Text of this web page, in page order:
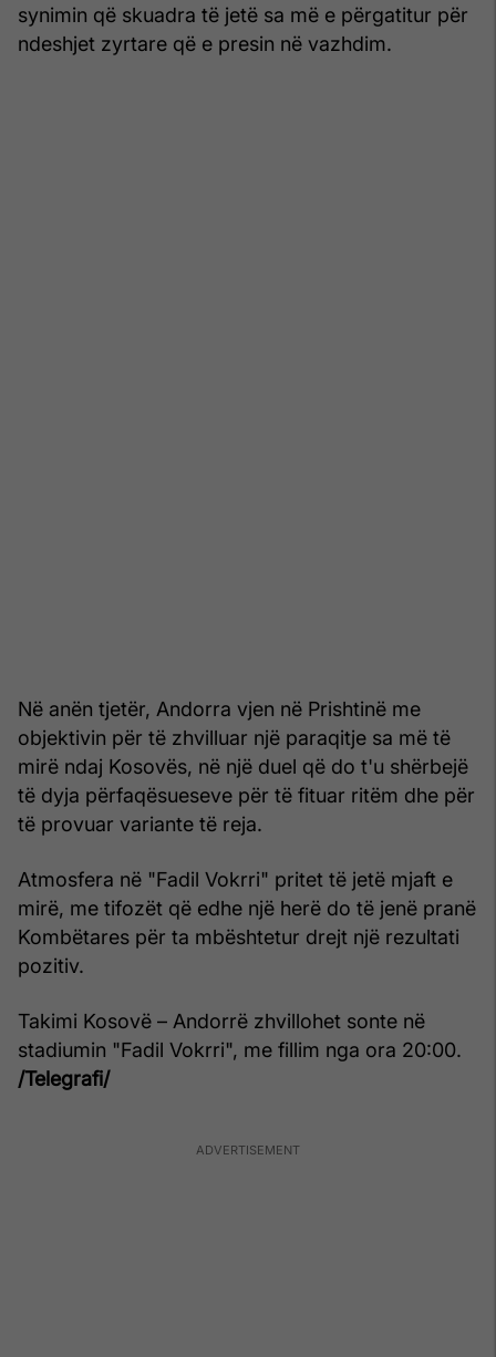
synimin që skuadra të jetë sa më e përgatitur për
ndeshjet zyrtare që e presin në vazhdim.
Në anën tjetër, Andorra vjen në Prishtinë me
objektivin për të zhvilluar një paraqitje sa më të
mirë ndaj Kosovës, në një duel që do t'u shërbejë
të dyja përfaqësueseve për të fituar ritëm dhe për
të provuar variante të reja.
Atmosfera në "Fadil Vokrri" pritet të jetë mjaft e
mirë, me tifozët që edhe një herë do të jenë pranë
Kombëtares për ta mbështetur drejt një rezultati
pozitiv.
Takimi Kosovë – Andorrë zhvillohet sonte në
stadiumin "Fadil Vokrri", me fillim nga ora 20:00.
/Telegrafi/